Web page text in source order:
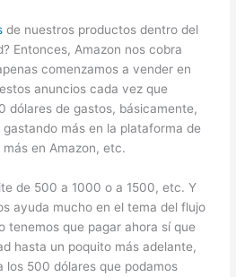
de nuestros productos dentro del
Entonces, Amazon nos cobra
comenzamos a vender en
anuncios cada vez que
dólares de gastos, básicamente,
más en la plataforma de
en Amazon, etc.
de 500 a 1000 o a 1500, etc. Y
ayuda mucho en el tema del flujo
tenemos que pagar ahora sí que
hasta un poquito más adelante,
los 500 dólares que podamos